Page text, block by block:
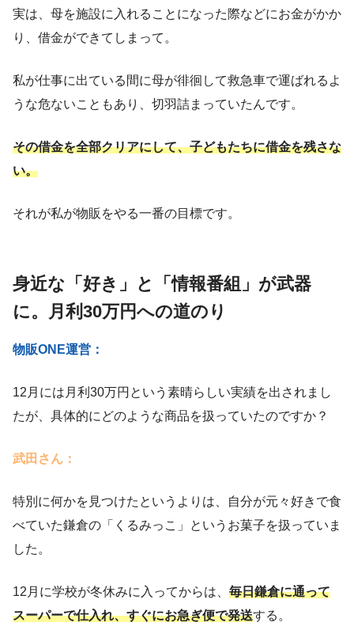
実は、母を施設に入れることになった際などにお金がかか
り、借金ができてしまって。
私が仕事に出ている間に母が徘徊して救急車で運ばれるよ
うな危ないこともあり、切羽詰まっていたんです。
その借金を全部クリアにして、子どもたちに借金を残さな
い。
それが私が物販をやる一番の目標です。
身近な「好き」と「情報番組」が武器
に。月利30万円への道のり
物販ONE運営：
12月には月利30万円という素晴らしい実績を出されまし
たが、具体的にどのような商品を扱っていたのですか？
武田さん：
特別に何かを見つけたというよりは、自分が元々好きで食
べていた鎌倉の「くるみっこ」というお菓子を扱っていま
した。
12月に学校が冬休みに入ってからは、 毎日鎌倉に通って
スーパーで仕入れ、すぐにお急ぎ便で発送する。